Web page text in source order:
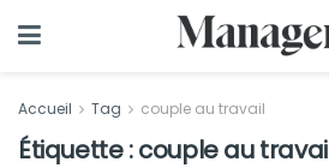
Accueil Tag couple au travail
Étiquette :couple au